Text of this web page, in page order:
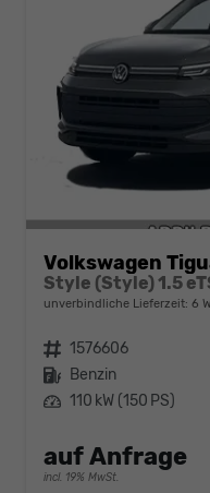
Volkswagen
unverbindliche Lieferzeit: 6
Fahrzeugnr. 1576606
Kraftstoff Benzin
Leistung 110 kW (150 PS)
auf Anfrage
incl. 19% MwSt.